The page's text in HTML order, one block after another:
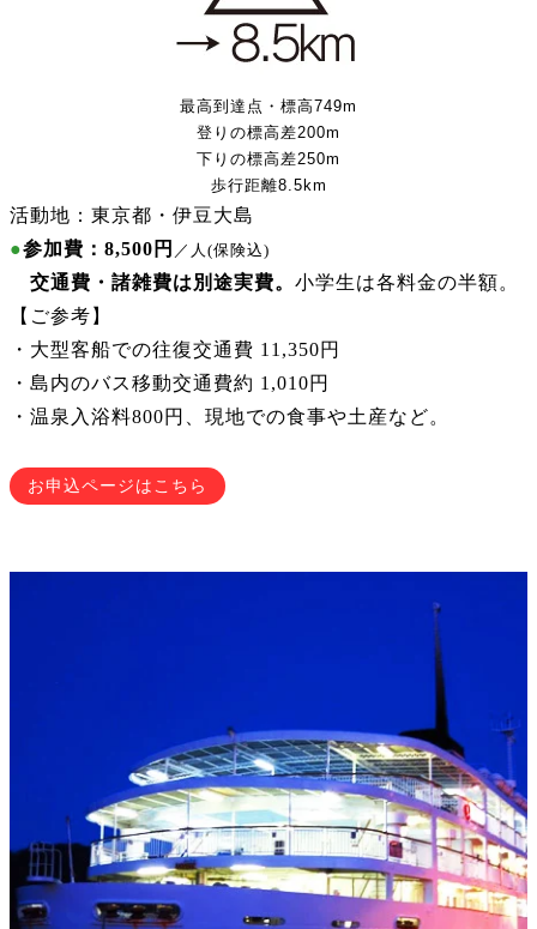
最高到達点・標高749m
登りの標高差200m
下りの標高差250m
歩行距離8.5km
活動地：東京都・伊豆大島
●参加費：8,500円 ／人(保険込)
交通費・諸雑費は別途実費。 小学生は各料金の半額。
【ご参考】
・大型客船での往復交通費 11,350円
・島内のバス移動交通費約 1,010円
・温泉入浴料800円、現地での食事や土産など。
お申込ページはこちら